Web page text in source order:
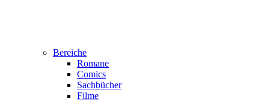
Bereiche
Romane
Comics
Sachbücher
Filme